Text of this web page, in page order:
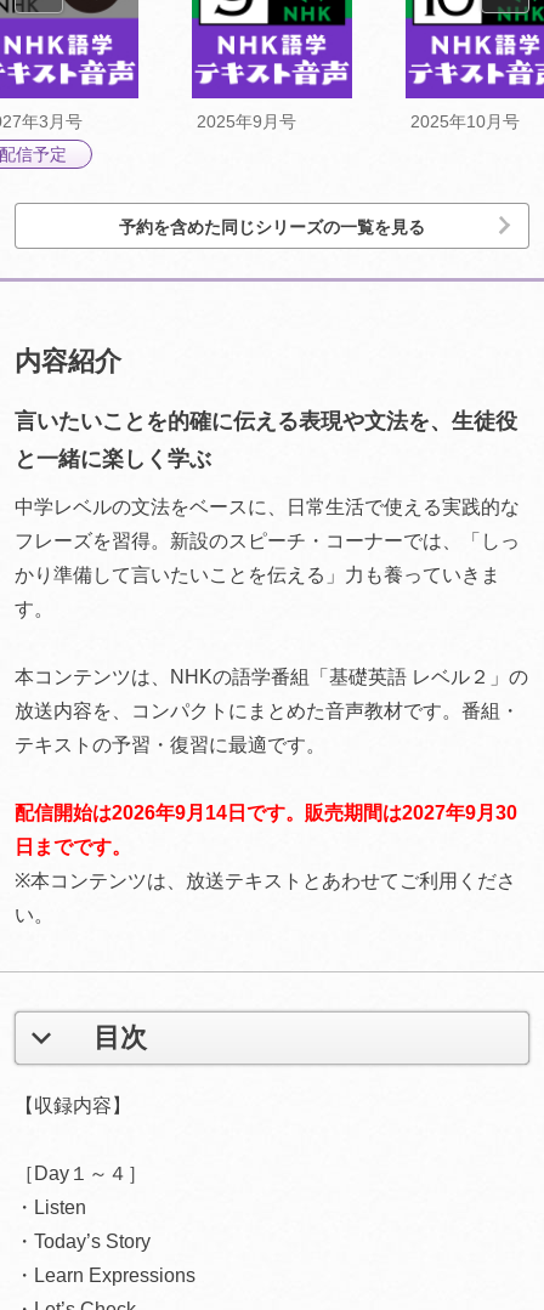
年3月号
配信予定
2025年9月号 2025年10月号
予約を含めた同じシリーズの一覧を見る
内容紹介
言いたいことを的確に伝える表現や文法を、生徒役
と一緒に楽しく学ぶ
中学レベルの文法をベースに、日常生活で使える実践的な
フレーズを習得。新設のスピーチ・コーナーでは、「しっ
かり準備して言いたいことを伝える」力も養っていきま
す。
本コンテンツは、NHKの語学番組「基礎英語 レベル２」の
放送内容を、コンパクトにまとめた音声教材です。番組・
テキストの予習・復習に最適です。
配信開始は2026年9月14日です。販売期間は2027年9月30
日までです。
※本コンテンツは、放送テキストとあわせてご利用くださ
い。
目次
【収録内容】
［Day１～４］
・Listen
・Today’s Story
・Learn Expressions